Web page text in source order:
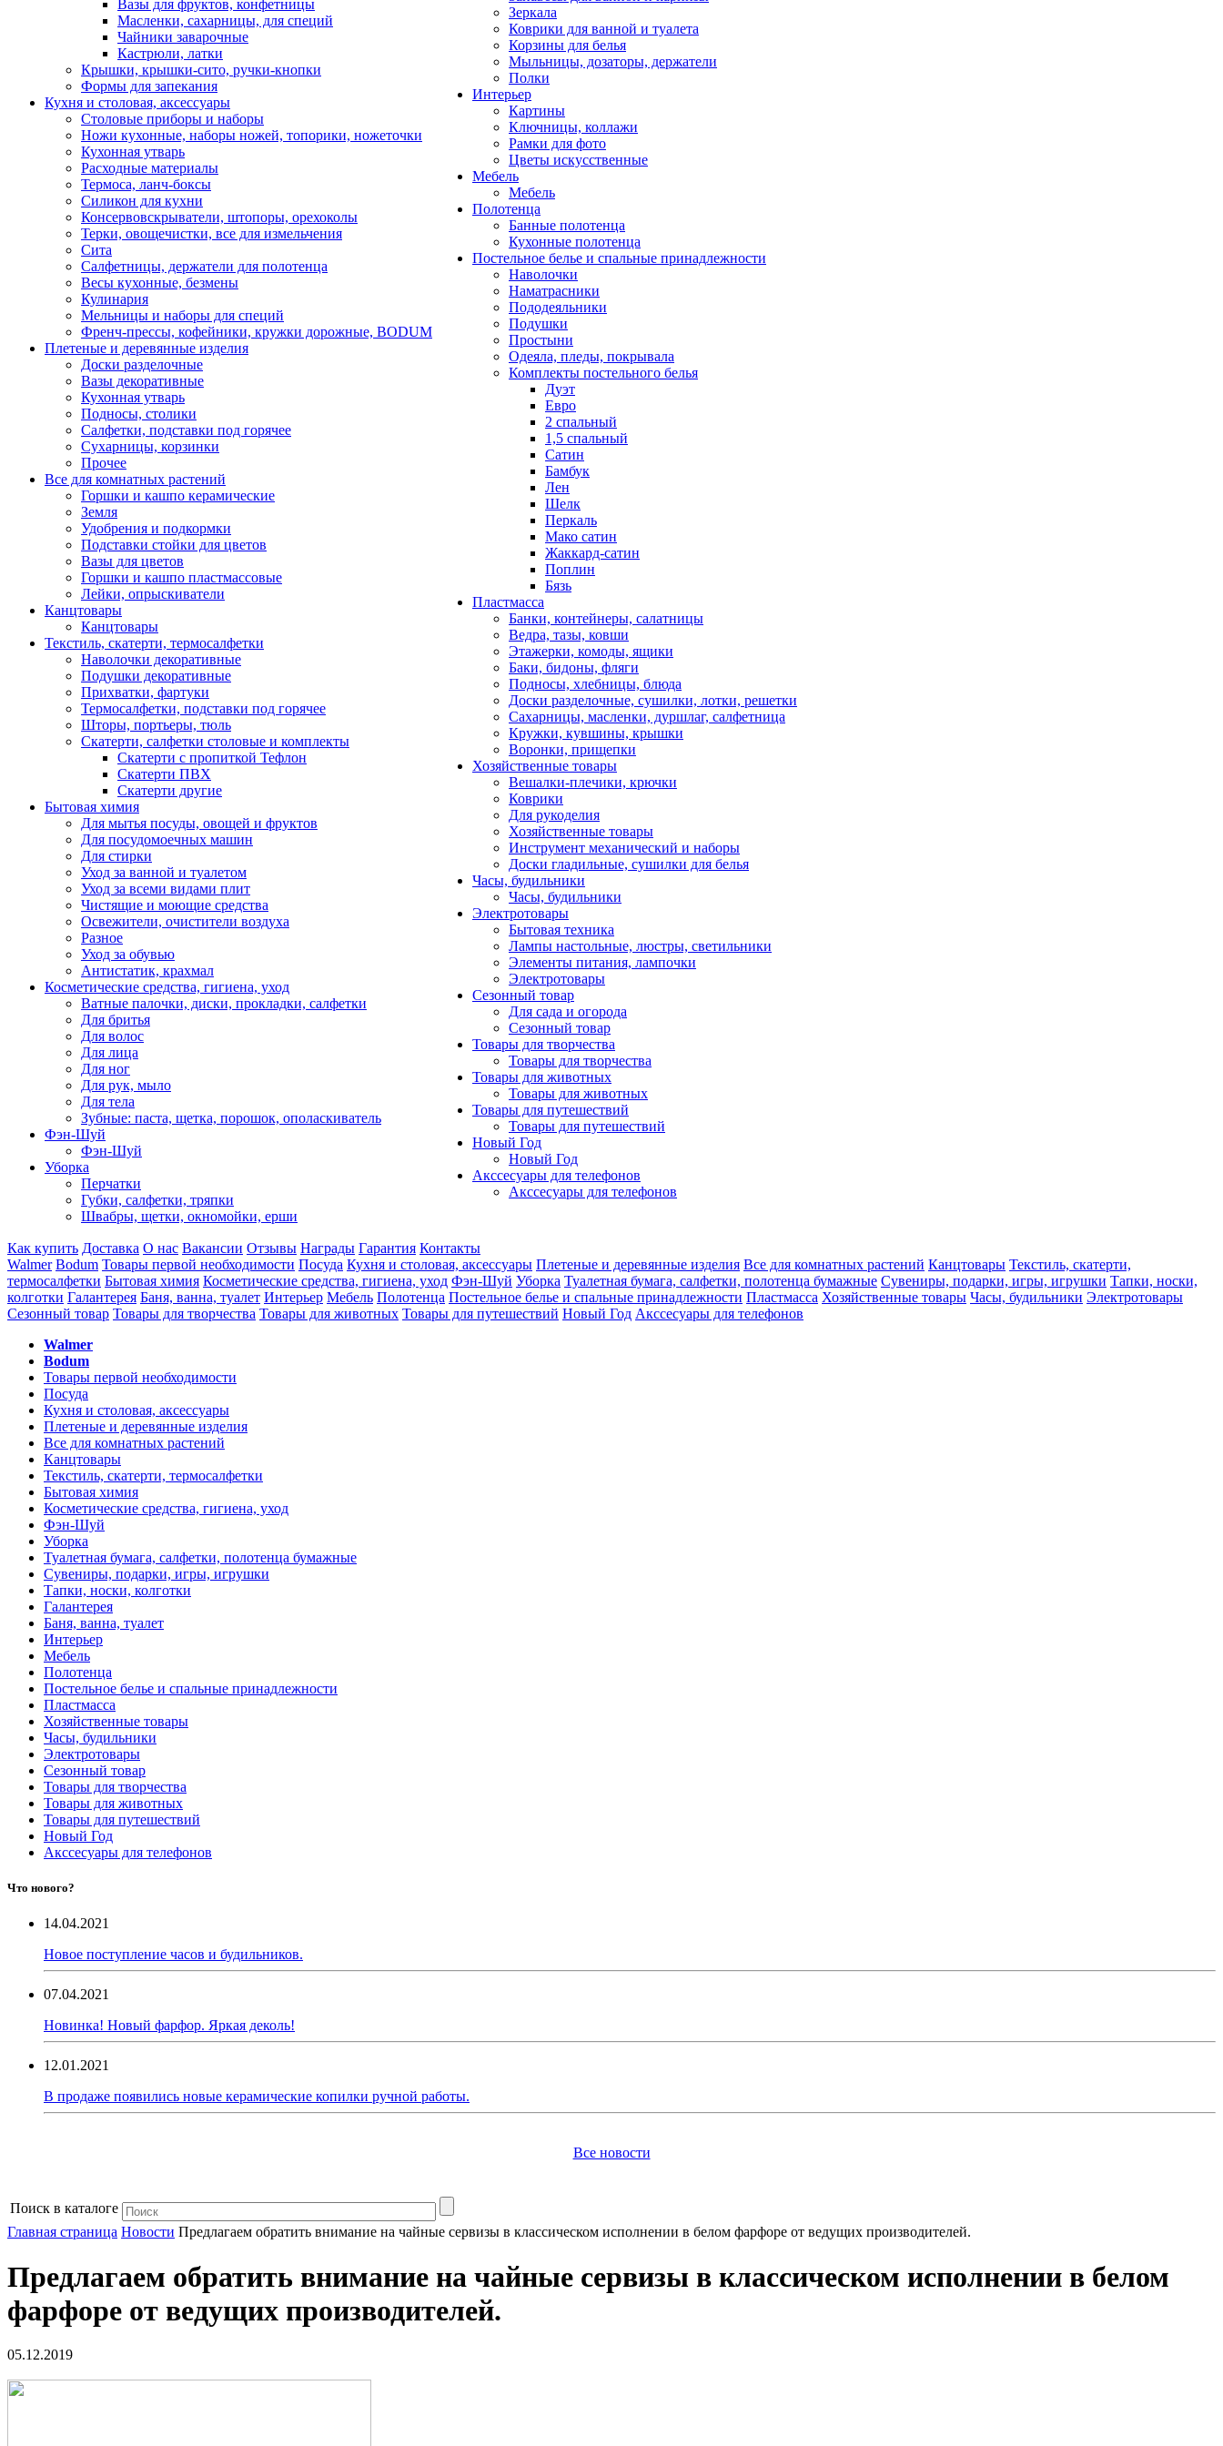
Вазы для фруктов, конфетницы
Масленки, сахарницы, для специй
Чайники заварочные
Кастрюли, латки
Крышки, крышки-сито, ручки-кнопки
Формы для запекания
Кухня и столовая, аксессуары
Столовые приборы и наборы
Ножи кухонные, наборы ножей, топорики, ножеточки
Кухонная утварь
Расходные материалы
Термоса, ланч-боксы
Силикон для кухни
Консервовскрыватели, штопоры, орехоколы
Терки, овощечистки, все для измельчения
Сита
Салфетницы, держатели для полотенца
Весы кухонные, безмены
Кулинария
Мельницы и наборы для специй
Френч-прессы, кофейники, кружки дорожные, BODUM
Плетеные и деревянные изделия
Доски разделочные
Вазы декоративные
Кухонная утварь
Подносы, столики
Салфетки, подставки под горячее
Сухарницы, корзинки
Прочее
Все для комнатных растений
Горшки и кашпо керамические
Земля
Удобрения и подкормки
Подставки стойки для цветов
Вазы для цветов
Горшки и кашпо пластмассовые
Лейки, опрыскиватели
Канцтовары
Канцтовары
Текстиль, скатерти, термосалфетки
Наволочки декоративные
Подушки декоративные
Прихватки, фартуки
Термосалфетки, подставки под горячее
Шторы, портьеры, тюль
Скатерти, салфетки столовые и комплекты
Скатерти с пропиткой Тефлон
Скатерти ПВХ
Скатерти другие
Бытовая химия
Для мытья посуды, овощей и фруктов
Для посудомоечных машин
Для стирки
Уход за ванной и туалетом
Уход за всеми видами плит
Чистящие и моющие средства
Освежители, очистители воздуха
Разное
Уход за обувью
Антистатик, крахмал
Косметические средства, гигиена, уход
Ватные палочки, диски, прокладки, салфетки
Для бритья
Для волос
Для лица
Для ног
Для рук, мыло
Для тела
Зубные: паста, щетка, порошок, ополаскиватель
Фэн-Шуй
Фэн-Шуй
Уборка
Перчатки
Губки, салфетки, тряпки
Швабры, щетки, окномойки, ерши
Зеркала
Коврики для ванной и туалета
Корзины для белья
Мыльницы, дозаторы, держатели
Полки
Интерьер
Картины
Ключницы, коллажи
Рамки для фото
Цветы искусственные
Мебель
Мебель
Полотенца
Банные полотенца
Кухонные полотенца
Постельное белье и спальные принадлежности
Наволочки
Наматрасники
Пододеяльники
Подушки
Простыни
Одеяла, пледы, покрывала
Комплекты постельного белья
Дуэт
Евро
2 спальный
1,5 спальный
Сатин
Бамбук
Лен
Шелк
Перкаль
Мако сатин
Жаккард-сатин
Поплин
Бязь
Пластмасса
Банки, контейнеры, салатницы
Ведра, тазы, ковши
Этажерки, комоды, ящики
Баки, бидоны, фляги
Подносы, хлебницы, блюда
Доски разделочные, сушилки, лотки, решетки
Сахарницы, масленки, дуршлаг, салфетница
Кружки, кувшины, крышки
Воронки, прищепки
Хозяйственные товары
Вешалки-плечики, крючки
Коврики
Для рукоделия
Хозяйственные товары
Инструмент механический и наборы
Доски гладильные, сушилки для белья
Часы, будильники
Часы, будильники
Электротовары
Бытовая техника
Лампы настольные, люстры, светильники
Элементы питания, лампочки
Электротовары
Сезонный товар
Для сада и огорода
Сезонный товар
Товары для творчества
Товары для творчества
Товары для животных
Товары для животных
Товары для путешествий
Товары для путешествий
Новый Год
Новый Год
Акссесуары для телефонов
Акссесуары для телефонов
Как купить Доставка О нас Вакансии Отзывы Награды Гарантия Контакты
Walmer Bodum Товары первой необходимости Посуда Кухня и столовая, аксессуары Плетеные и деревянные изделия Все для комнатных растений Канцтовары Текстиль, скатерти,
термосалфетки Бытовая химия Косметические средства, гигиена, уход Фэн-Шуй Уборка Туалетная бумага, салфетки, полотенца бумажные Сувениры, подарки, игры, игрушки Тапки, носки,
колготки Галантерея Баня, ванна, туалет Интерьер Мебель Полотенца Постельное белье и спальные принадлежности Пластмасса Хозяйственные товары Часы, будильники Электротовары
Сезонный товар Товары для творчества Товары для животных Товары для путешествий Новый Год Акссесуары для телефонов
Walmer
Bodum
Товары первой необходимости
Посуда
Кухня и столовая, аксессуары
Плетеные и деревянные изделия
Все для комнатных растений
Канцтовары
Текстиль, скатерти, термосалфетки
Бытовая химия
Косметические средства, гигиена, уход
Фэн-Шуй
Уборка
Туалетная бумага, салфетки, полотенца бумажные
Сувениры, подарки, игры, игрушки
Тапки, носки, колготки
Галантерея
Баня, ванна, туалет
Интерьер
Мебель
Полотенца
Постельное белье и спальные принадлежности
Пластмасса
Хозяйственные товары
Часы, будильники
Электротовары
Сезонный товар
Товары для творчества
Товары для животных
Товары для путешествий
Новый Год
Акссесуары для телефонов
Что нового?
14.04.2021
Новое поступление часов и будильников.
07.04.2021
Новинка! Новый фарфор. Яркая деколь!
12.01.2021
В продаже появились новые керамические копилки ручной работы.
Все новости
Поиск в каталоге
Главная страница Новости Предлагаем обратить внимание на чайные сервизы в классическом исполнении в белом фарфоре от ведущих производителей.
Предлагаем обратить внимание на чайные сервизы в классическом исполнении в белом
фарфоре от ведущих производителей.
05.12.2019